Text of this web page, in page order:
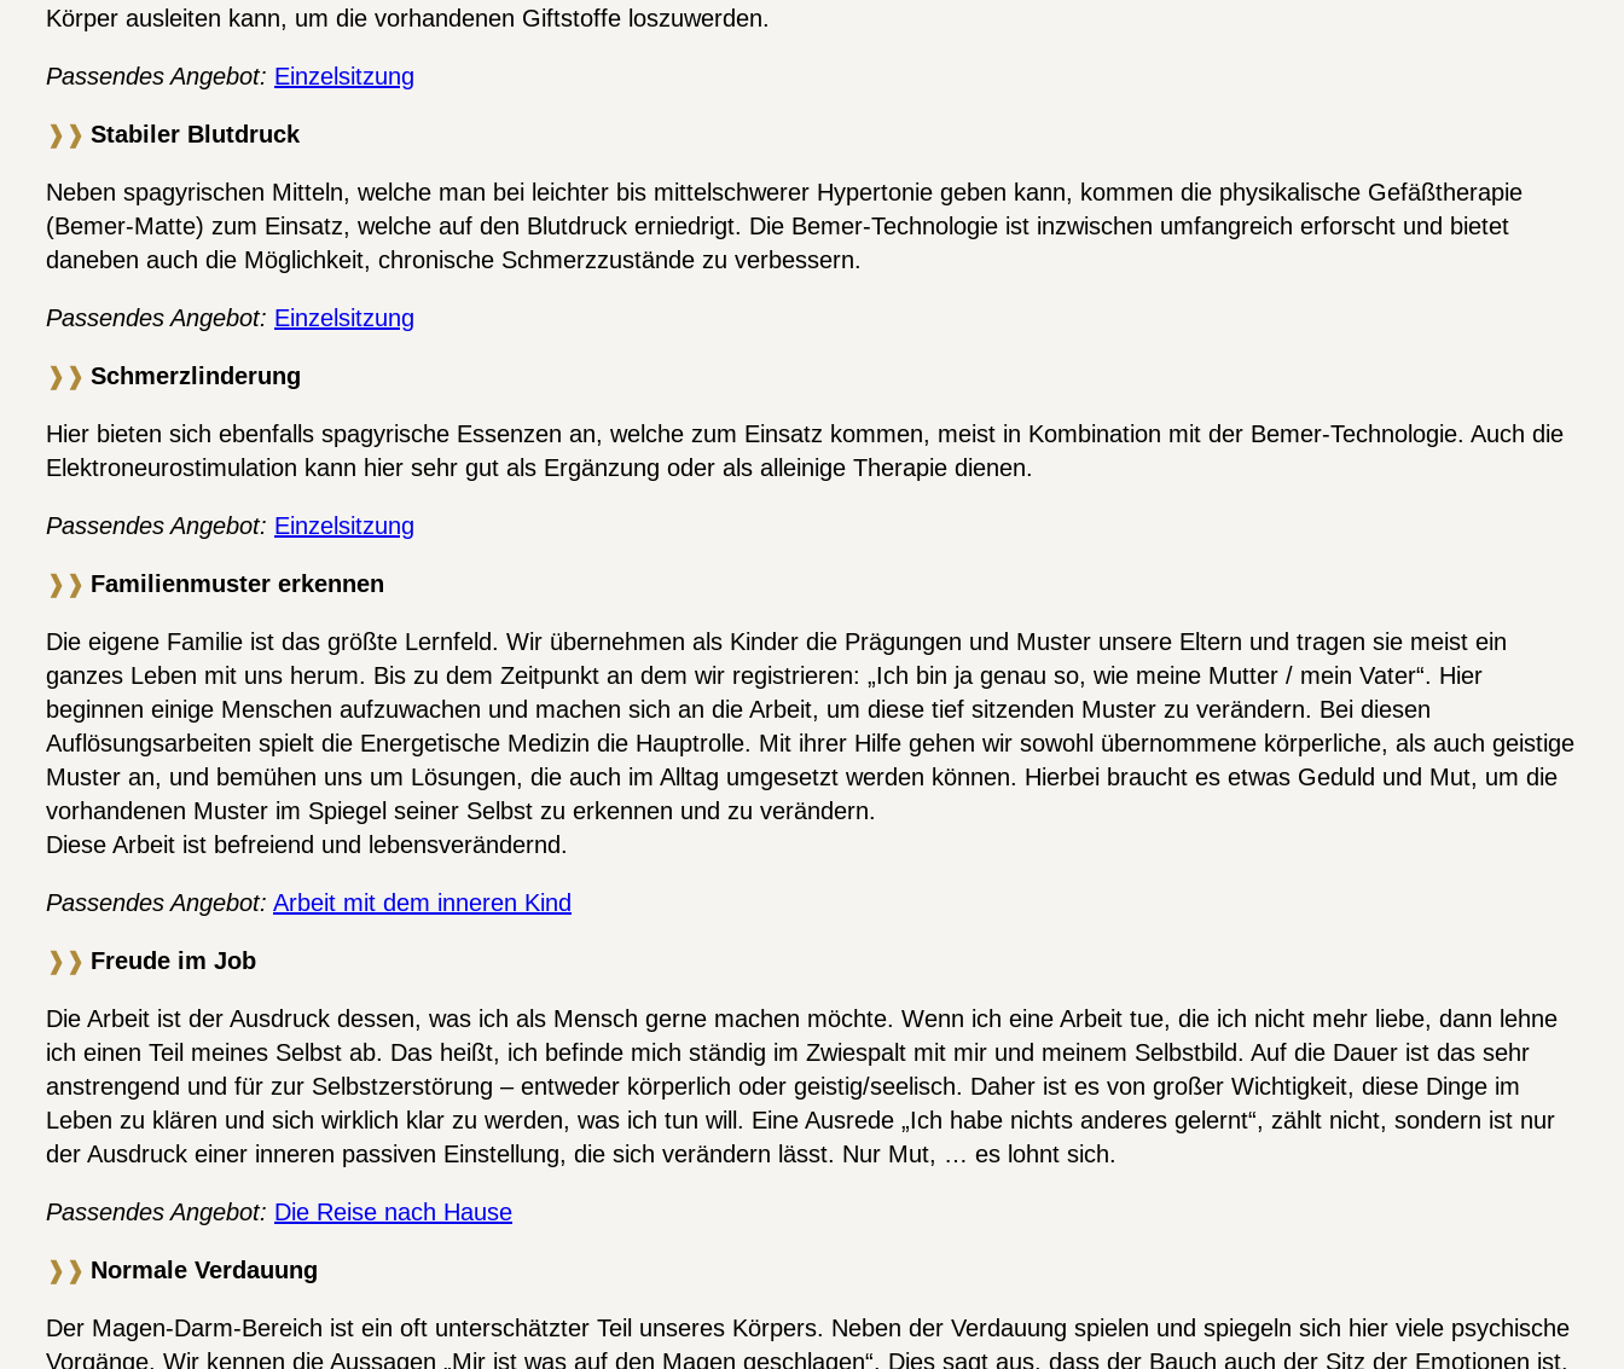
Körper ausleiten kann, um die vorhandenen Giftstoffe loszuwerden.
Passendes Angebot: Einzelsitzung
❱❱ Stabiler Blutdruck
Neben spagyrischen Mitteln, welche man bei leichter bis mittelschwerer Hypertonie geben kann, kommen die physikalische Gefäßtherapie
(Bemer-Matte) zum Einsatz, welche auf den Blutdruck erniedrigt. Die Bemer-Technologie ist inzwischen umfangreich erforscht und bietet
daneben auch die Möglichkeit, chronische Schmerzzustände zu verbessern.
Passendes Angebot: Einzelsitzung
❱❱ Schmerzlinderung
Hier bieten sich ebenfalls spagyrische Essenzen an, welche zum Einsatz kommen, meist in Kombination mit der Bemer-Technologie. Auch die
Elektroneurostimulation kann hier sehr gut als Ergänzung oder als alleinige Therapie dienen.
Passendes Angebot: Einzelsitzung
❱❱ Familienmuster erkennen
Die eigene Familie ist das größte Lernfeld. Wir übernehmen als Kinder die Prägungen und Muster unsere Eltern und tragen sie meist ein
ganzes Leben mit uns herum. Bis zu dem Zeitpunkt an dem wir registrieren: „Ich bin ja genau so, wie meine Mutter / mein Vater“. Hier
beginnen einige Menschen aufzuwachen und machen sich an die Arbeit, um diese tief sitzenden Muster zu verändern. Bei diesen
Auflösungsarbeiten spielt die Energetische Medizin die Hauptrolle. Mit ihrer Hilfe gehen wir sowohl übernommene körperliche, als auch geistige
Muster an, und bemühen uns um Lösungen, die auch im Alltag umgesetzt werden können. Hierbei braucht es etwas Geduld und Mut, um die
vorhandenen Muster im Spiegel seiner Selbst zu erkennen und zu verändern.
Diese Arbeit ist befreiend und lebensverändernd.
Passendes Angebot: Arbeit mit dem inneren Kind
❱❱ Freude im Job
Die Arbeit ist der Ausdruck dessen, was ich als Mensch gerne machen möchte. Wenn ich eine Arbeit tue, die ich nicht mehr liebe, dann lehne
ich einen Teil meines Selbst ab. Das heißt, ich befinde mich ständig im Zwiespalt mit mir und meinem Selbstbild. Auf die Dauer ist das sehr
anstrengend und für zur Selbstzerstörung – entweder körperlich oder geistig/seelisch. Daher ist es von großer Wichtigkeit, diese Dinge im
Leben zu klären und sich wirklich klar zu werden, was ich tun will. Eine Ausrede „Ich habe nichts anderes gelernt“, zählt nicht, sondern ist nur
der Ausdruck einer inneren passiven Einstellung, die sich verändern lässt. Nur Mut, … es lohnt sich.
Passendes Angebot: Die Reise nach Hause
❱❱ Normale Verdauung
Der Magen-Darm-Bereich ist ein oft unterschätzter Teil unseres Körpers. Neben der Verdauung spielen und spiegeln sich hier viele psychische
Vorgänge. Wir kennen die Aussagen „Mir ist was auf den Magen geschlagen“. Dies sagt aus, dass der Bauch auch der Sitz der Emotionen ist.